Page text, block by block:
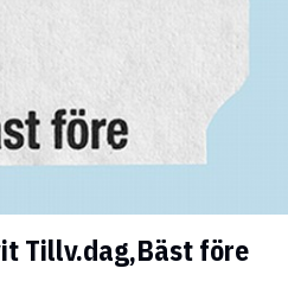
Tillv.dag,Bäst före